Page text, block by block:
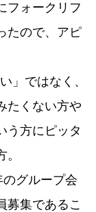
フォークリフ
たので、アピ
」ではなく、
たくない方や
う方にピッタ
グループ会
募集であるこ